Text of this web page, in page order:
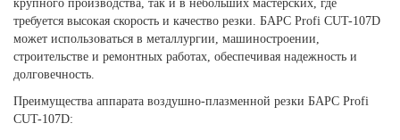
крупного производства, так и в небольших мастерских, где
требуется высокая скорость и качество резки. БАРС Profi CUT-107D
может использоваться в металлургии, машиностроении,
строительстве и ремонтных работах, обеспечивая надежность и
долговечность.
Преимущества аппарата воздушно-плазменной резки БАРС Profi
CUT-107D: